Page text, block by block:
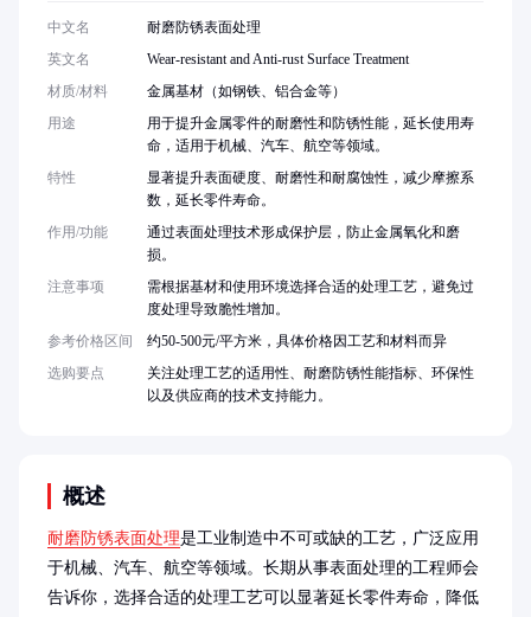
概述
耐磨防锈表面处理是工业制造中不可或缺的工艺，广泛应用
于机械、汽车、航空等领域。长期从事表面处理的工程师会
告诉你，选择合适的处理工艺可以显著延长零件寿命，降低
中文名
耐磨防锈表面处理
英文名
Wear-resistant and Anti-rust Surface Treatment
材质/材料
金属基材（如钢铁、铝合金等）
用途
用于提升金属零件的耐磨性和防锈性能，延长使用寿
命，适用于机械、汽车、航空等领域。
特性
显著提升表面硬度、耐磨性和耐腐蚀性，减少摩擦系
数，延长零件寿命。
作用/功能
通过表面处理技术形成保护层，防止金属氧化和磨
损。
注意事项
需根据基材和使用环境选择合适的处理工艺，避免过
度处理导致脆性增加。
参考价格区间
约50-500元/平方米，具体价格因工艺和材料而异
选购要点
关注处理工艺的适用性、耐磨防锈性能指标、环保性
以及供应商的技术支持能力。